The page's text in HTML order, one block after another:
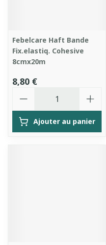
Febelcare Haft Bande
Fix.elastiq. Cohesive
8cmx20m
8,80 €
Ajouter au panier